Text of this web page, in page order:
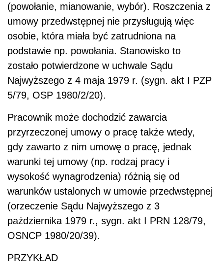
(powołanie, mianowanie, wybór). Roszczenia z
umowy przedwstępnej nie przysługują więc
osobie, która miała być zatrudniona na
podstawie np. powołania. Stanowisko to
zostało potwierdzone w uchwale Sądu
Najwyższego z 4 maja 1979 r. (sygn. akt I PZP
5/79, OSP 1980/2/20).
Pracownik może dochodzić zawarcia
przyrzeczonej umowy o pracę także wtedy,
gdy zawarto z nim umowę o pracę, jednak
warunki tej umowy (np. rodzaj pracy i
wysokość wynagrodzenia) różnią się od
warunków ustalonych w umowie przedwstępnej
(orzeczenie Sądu Najwyższego z 3
października 1979 r., sygn. akt I PRN 128/79,
OSNCP 1980/20/39).
PRZYKŁAD